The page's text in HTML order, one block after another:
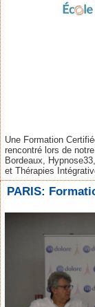
Une Formation
rencontré lors de
Bordeaux,
et Thérapies
PARIS: